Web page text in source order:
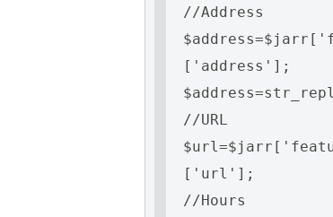
//Address
['address'];
//URL
['url'];
//Hours